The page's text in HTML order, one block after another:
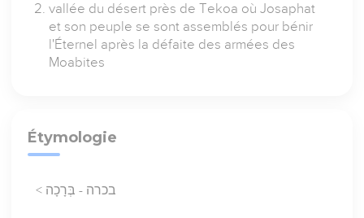
vallée du désert près de Tekoa où Josaphat
et son peuple se sont assemblés pour bénir
l'Éternel après la défaite des armées des
Moabites
Étymologie
< בכרה - בְּרָכָה